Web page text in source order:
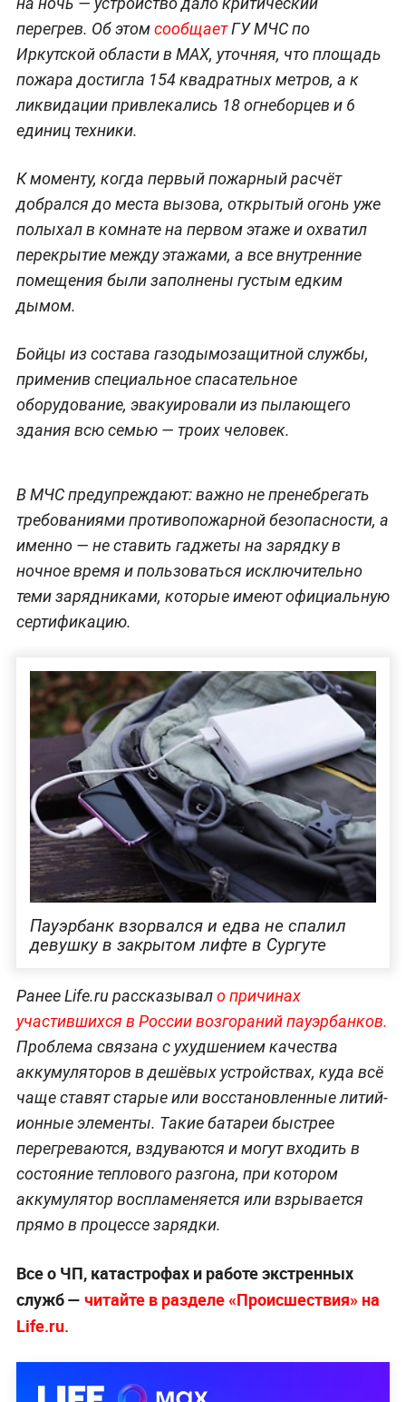
перегрев. Об этомсообщаетГУ МЧС по
Иркутской области в MAX, уточняя, что площадь
пожара достигла 154 квадратных метров, а к
ликвидации привлекались 18 огнеборцев и 6
единиц техники.
К моменту, когда первый пожарный расчёт
добрался до места вызова, открытый огонь уже
полыхал в комнате на первом этаже и охватил
перекрытие между этажами, а все внутренние
помещения были заполнены густым едким
дымом.
Бойцы из состава газодымозащитной службы,
применив специальное спасательное
оборудование, эвакуировали из пылающего
здания всю семью — троих человек.
В МЧС предупреждают: важно не пренебрегать
требованиями противопожарной безопасности, а
именно — не ставить гаджеты на зарядку в
ночное время и пользоваться исключительно
теми зарядниками, которые имеют официальную
сертификацию.
Пауэрбанк взорвался и едва не спалил
девушку в закрытом лифте в Сургуте
Ранее Life.ru рассказывало причинах
участившихся в России возгораний пауэрбанков.
Проблема связана с ухудшением качества
аккумуляторов в дешёвых устройствах, куда всё
чаще ставят старые или восстановленные литий-
ионные элементы. Такие батареи быстрее
перегреваются, вздуваются и могут входить в
состояние теплового разгона, при котором
аккумулятор воспламеняется или взрывается
прямо в процессе зарядки.
Все о ЧП, катастрофах и работе экстренных
служб — читайте в разделе «Происшествия» на
Life.ru.